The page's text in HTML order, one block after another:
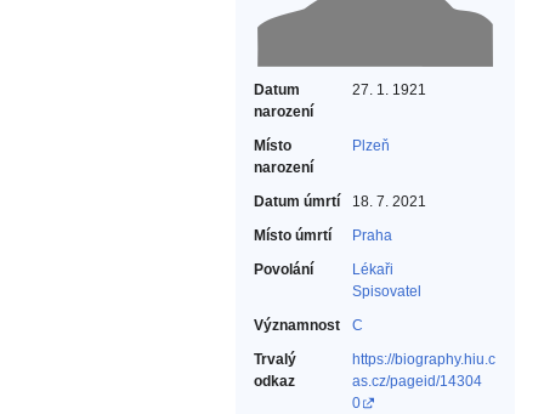
Datum
narození
27. 1. 1921
Místo
narození
Plzeň
Datum úmrtí
18. 7. 2021
Místo úmrtí
Praha
Povolání
Lékaři‎
Spisovatel‎
Významnost
C
Trvalý
odkaz
https://biography.hiu.c
as.cz/pageid/14304
0